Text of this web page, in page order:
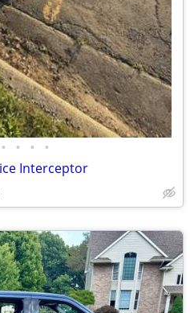
• • • •
Interceptor